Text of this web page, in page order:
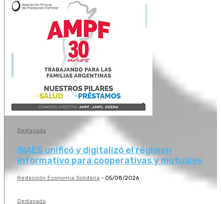
Destacada
INAES unificó y digitalizó el régimen
informativo para cooperativas y mutuales
Redacción Economía Solidaria - 05/08/2026
Destacada